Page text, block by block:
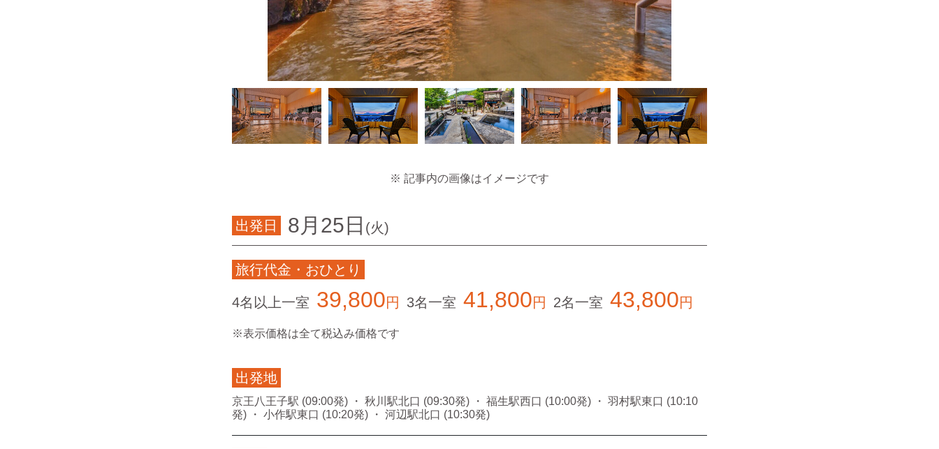
※ 記事内の画像はイメージです
出発日 8月25日 (火)
旅行代金・おひとり
4名以上一室 39,800円 3名一室 41,800円 2名一室 43,800円
※表示価格は全て税込み価格です
出発地
京王八王子駅 (09:00発) ・ 秋川駅北口 (09:30発) ・ 福生駅西口 (10:00発) ・ 羽村駅東口 (10:10
発) ・ 小作駅東口 (10:20発) ・ 河辺駅北口 (10:30発)